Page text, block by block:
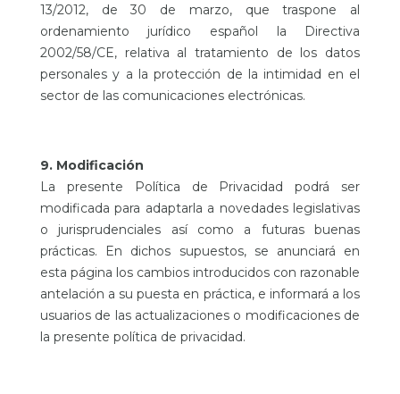
13/2012, de 30 de marzo, que traspone al
ordenamiento jurídico español la Directiva
2002/58/CE, relativa al tratamiento de los datos
personales y a la protección de la intimidad en el
sector de las comunicaciones electrónicas.
9. Modificación
La presente Política de Privacidad podrá ser
modificada para adaptarla a novedades legislativas
o jurisprudenciales así como a futuras buenas
prácticas. En dichos supuestos, se anunciará en
esta página los cambios introducidos con razonable
antelación a su puesta en práctica, e informará a los
usuarios de las actualizaciones o modificaciones de
la presente política de privacidad.